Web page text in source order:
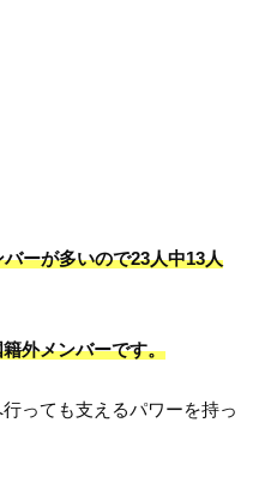
ーが多いので23人中13人
外メンバーです。
っても支えるパワーを持っ